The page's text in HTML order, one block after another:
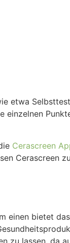
etwa
einzelnen
Cerascreen
Cerascreen zu
einen bietet das